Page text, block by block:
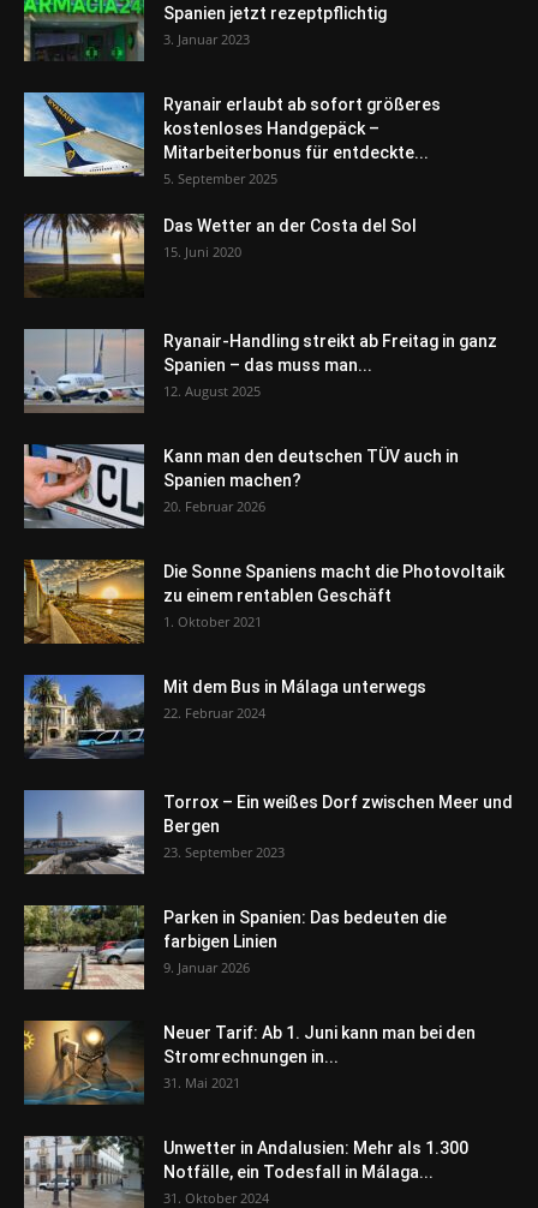
Spanien jetzt rezeptpflichtig
3. Januar 2023
Ryanair erlaubt ab sofort größeres
kostenloses Handgepäck –
Mitarbeiterbonus für entdeckte...
5. September 2025
Das Wetter an der Costa del Sol
15. Juni 2020
Ryanair-Handling streikt ab Freitag in ganz
Spanien – das muss man...
12. August 2025
Kann man den deutschen TÜV auch in
Spanien machen?
20. Februar 2026
Die Sonne Spaniens macht die Photovoltaik
zu einem rentablen Geschäft
1. Oktober 2021
Mit dem Bus in Málaga unterwegs
22. Februar 2024
Torrox – Ein weißes Dorf zwischen Meer und
Bergen
23. September 2023
Parken in Spanien: Das bedeuten die
farbigen Linien
9. Januar 2026
Neuer Tarif: Ab 1. Juni kann man bei den
Stromrechnungen in...
31. Mai 2021
Unwetter in Andalusien: Mehr als 1.300
Notfälle, ein Todesfall in Málaga...
31. Oktober 2024